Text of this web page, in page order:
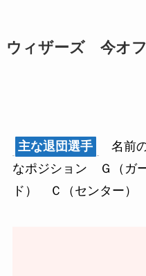
ウィザーズ 今オ
主な退団選手
名前
なポジション Ｇ（ガ
ド） Ｃ（センター）